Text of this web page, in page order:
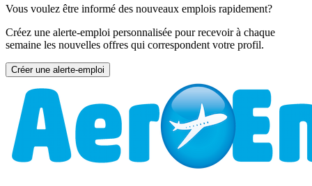
Vous voulez être informé des nouveaux emplois rapidement?
Créez une alerte-emploi personnalisée pour recevoir à chaque
semaine les nouvelles offres qui correspondent votre profil.
Créer une alerte-emploi